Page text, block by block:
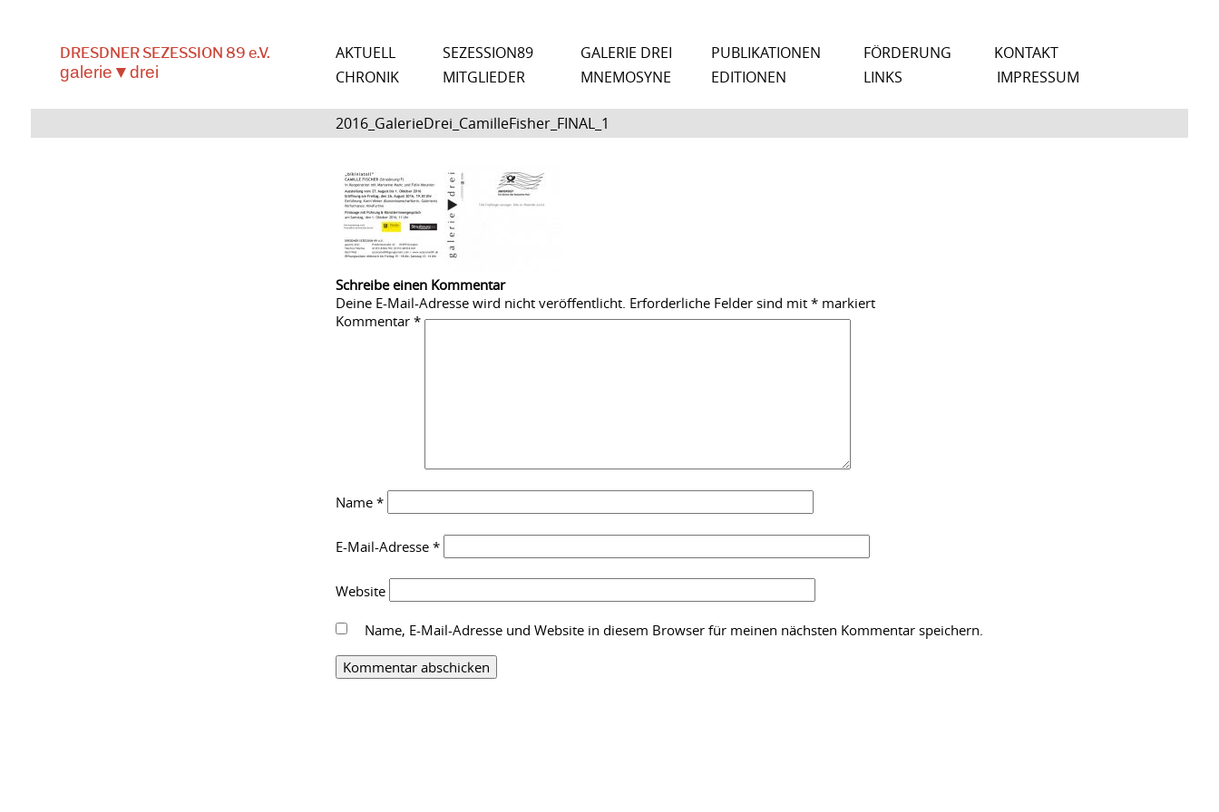
DRESDNER SEZESSION 89 e.V.
galerie▼drei
AKTUELL SEZESSION89 GALERIE DREI PUBLIKATIONEN FÖRDERUNG
KONTAKT
CHRONIK
MITGLIEDER MNEMOSYNE EDITIONEN LINKS IMPRESSUM
2016_GalerieDrei_CamilleFisher_FINAL_1
Schreibe einen Kommentar
Deine E-Mail-Adresse wird nicht veröffentlicht. Erforderliche Felder sind mit *markiert
Kommentar *
Name *
E-Mail-Adresse *
Website
Name, E-Mail-Adresse und Website in diesem Browser für meinen nächsten Kommentar speichern.